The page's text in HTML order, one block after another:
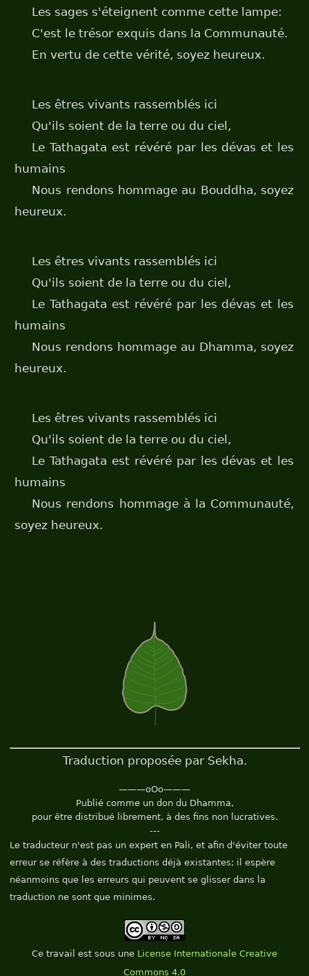
Les sages s'éteignent comme cette lampe:
C'est le trésor exquis dans la Communauté.
En vertu de cette vérité, soyez heureux.
Les êtres vivants rassemblés ici
Qu'ils soient de la terre ou du ciel,
Le Tathagata est révéré par les dévas et les
humains
Nous rendons hommage au Bouddha, soyez
heureux.
Les êtres vivants rassemblés ici
Qu'ils soient de la terre ou du ciel,
Le Tathagata est révéré par les dévas et les
humains
Nous rendons hommage au Dhamma, soyez
heureux.
Les êtres vivants rassemblés ici
Qu'ils soient de la terre ou du ciel,
Le Tathagata est révéré par les dévas et les
humains
Nous rendons hommage à la Communauté,
soyez heureux.
Traduction proposée par Sekha.
———oOo———
Publié comme un don du Dhamma,
pour être distribué librement, à des fins non lucratives.
---
Le traducteur n'est pas un expert en Pali, et afin d'éviter toute
erreur se réfère à des traductions déjà existantes; il espère
néanmoins que les erreurs qui peuvent se glisser dans la
traduction ne sont que minimes.
Ce travail est sous une License Internationale Creative
Commons 4.0